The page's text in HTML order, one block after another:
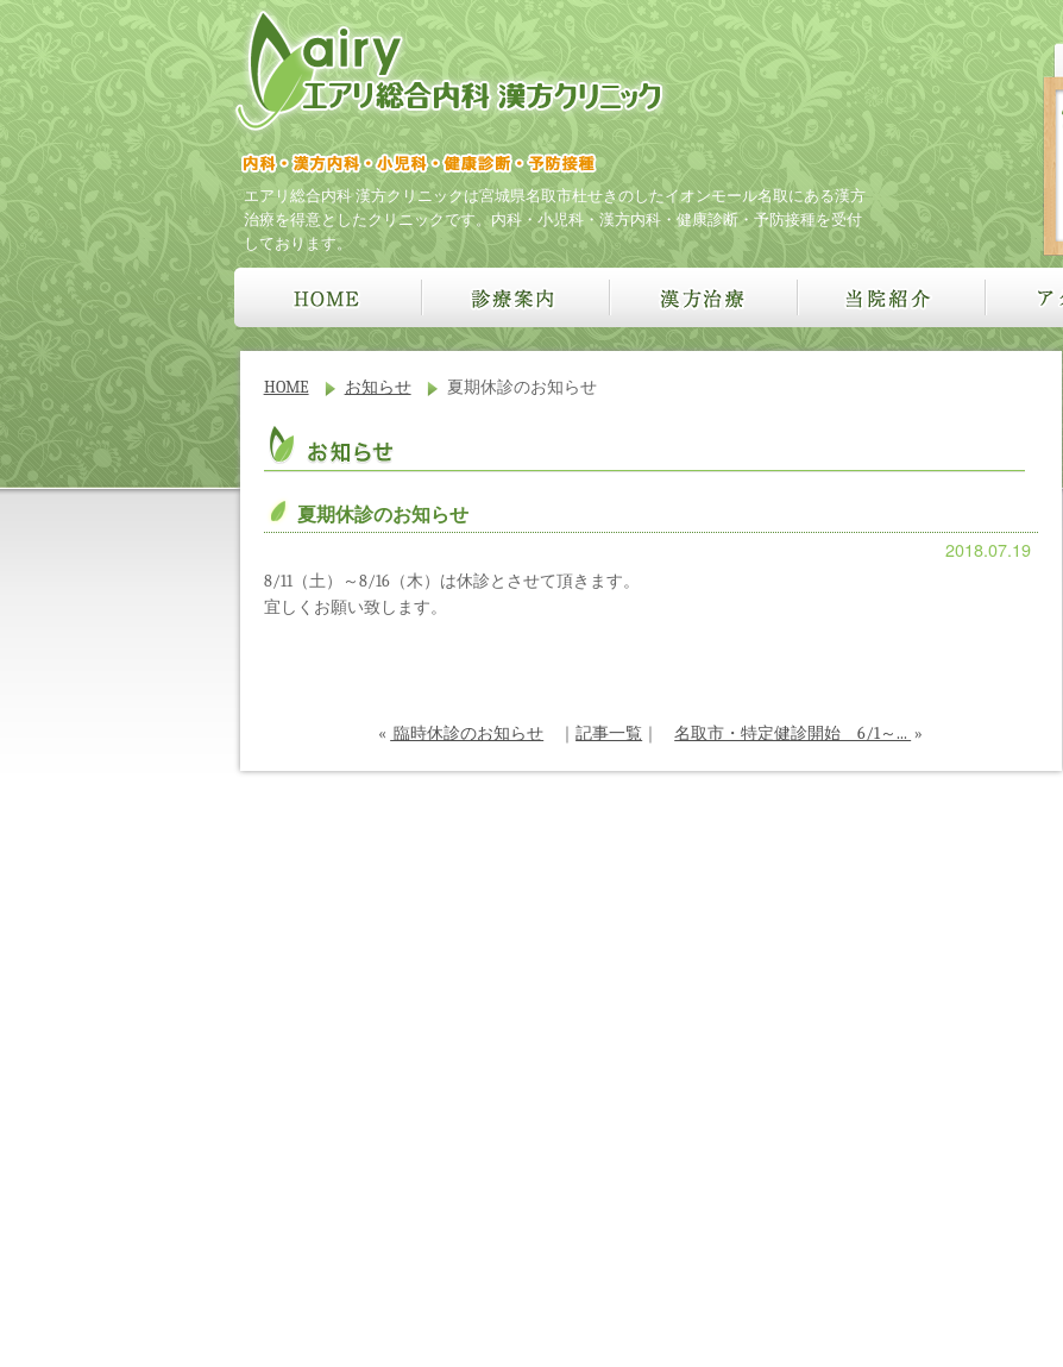
エアリ総合内科 漢方クリニックは宮城県名取市杜せきのしたイオンモール名取にある漢方
治療を得意としたクリニックです。内科・小児科・漢方内科・健康診断・予防接種を受付
しております。
HOME お知らせ 夏期休診のお知らせ
夏期休診のお知らせ
2018.07.19
8/11（土）～8/16（木）は休診とさせて頂きます。
宜しくお願い致します。
« 臨時休診のお知らせ ｜記事一覧 ｜ 名取市・特定健診開始 6/1～... »